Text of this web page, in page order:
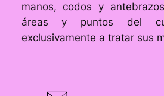
manos, codos y
áreas y puntos del
exclusivamente a tratar sus